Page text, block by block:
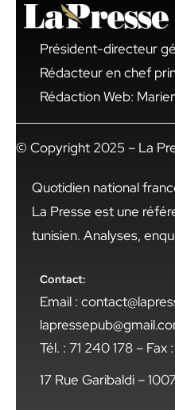
Président-directeur
Rédacteur en chef
Rédaction Web:
© Copyright 2025 – La
Quotidien national
La Presse est une
tunisien. Analyses,
Contact:
Email :
Tél. : 71 240 178 – Fax
17 Rue Garibaldi –